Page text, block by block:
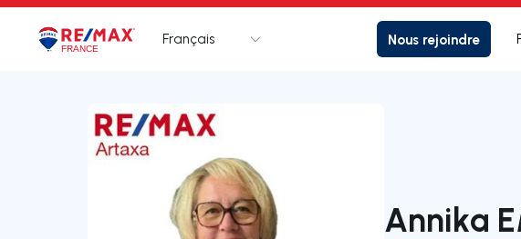
LogoAller à la page d’accueil
Français Nous rejoindre
Annika